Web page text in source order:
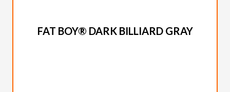
FAT BOY® DARK BILLIARD GRAY